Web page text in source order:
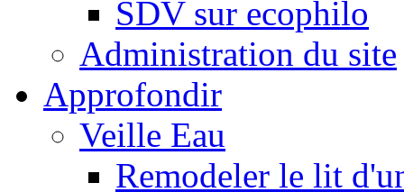
SDV sur ecophilo
Administration du site
Approfondir
Veille Eau
Remodeler le lit